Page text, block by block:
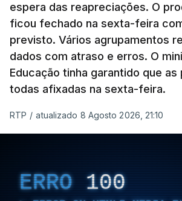
espera das reapreciações. O
ficou fechado na sexta-feira
previsto. Vários agrupamentos
dados com atraso e erros. O
Educação tinha garantido que as
todas afixadas na sexta-feira.
RTP / atualizado 8 Agosto 2026, 21:10
ERRO 100